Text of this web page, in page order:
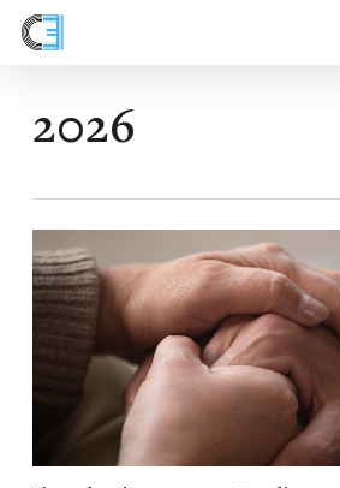
Skip
2026